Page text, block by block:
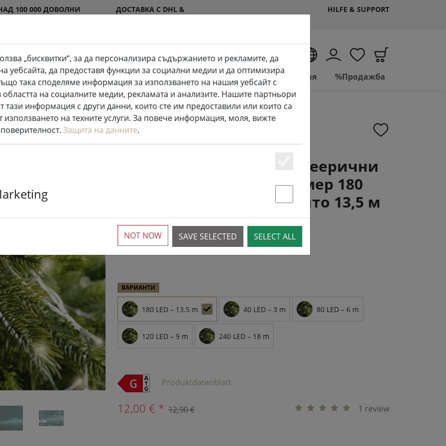
100 000 ДОВОЛНИ
ДОСТАВКА С DHL &
HILFE & SUPPORT
LED свещи на закрито и открито
Кухня и храна Living Баня %Продажба
Приказни светлини
Kaemingk Lumineo LED феерични
светлини Основни с димер 180
LED топло бяло на открито 13,5 м
прозрачни
ВАРИАНТИ
180 LED – 13.5 m 40 LED – 3 m 80 LED – 6 m
120 LED – 9 m 240 LED – 18 m
Produktdatenblatt
1 review
12,00 € * 12,90 €
„бисквитки“, за да персонализира съдържанието и рекламите, да
уебсайта, да предоставя функции за социални медии и да оптимизира
така споделяме информация за използването на нашия уебсайт с
на социалните медии, рекламата и анализите. Нашите партньори
тази информация с други данни, които сте им предоставили или които са
използването на техните услуги. За повече информация, моля, вижте
Защита на данните.
Essenziell
Statstik & Marketing
SAVE SELECTED SELECT ALL
NOT NOW